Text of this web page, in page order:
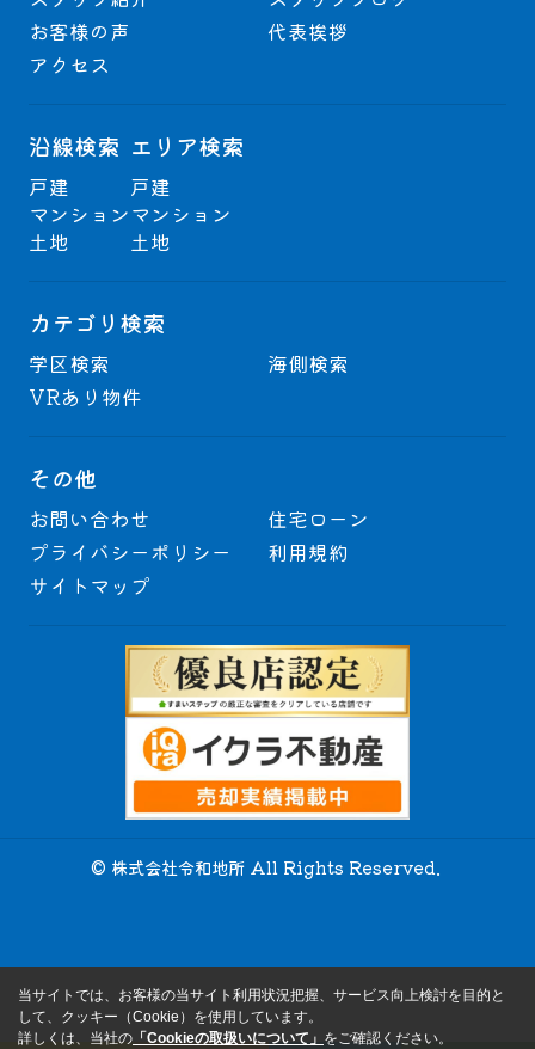
お客様の声
代表挨拶
アクセス
沿線検索
戸建
マンション
土地
エリア検索
戸建
マンション
土地
カテゴリ検索
学区検索
海側検索
VRあり物件
その他
お問い合わせ
住宅ローン
プライバシーポリシー
利用規約
サイトマップ
© 株式会社令和地所 All Rights Reserved.
当サイトでは、お客様の当サイト利用状況把握、サービス向上検討を目的と
して、クッキー（Cookie）を使用しています。
詳しくは、当社の 「Cookieの取扱いについて」 をご確認ください。